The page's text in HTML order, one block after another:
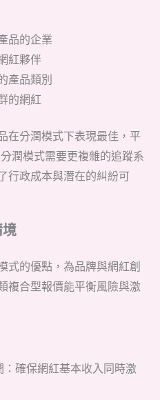
品的企業
紅夥伴
產品類別
的網紅
在分潤模式下表現最佳，平
潤模式需要更複雜的追蹤系
行政成本與潛在的糾紛可
式的優點，為品牌與網紅創
複合型報價能平衡風險與激
確保網紅基本收入同時激